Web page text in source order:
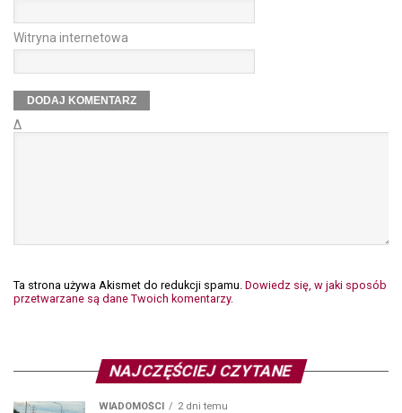
Witryna internetowa
Δ
Ta strona używa Akismet do redukcji spamu. Dowiedz się, w jaki sposób
przetwarzane są dane Twoich komentarzy.
NAJCZĘŚCIEJ CZYTANE
WIADOMOŚCI 2 dni temu